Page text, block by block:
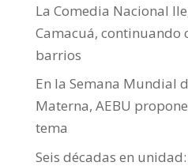
La Comedia Nacional
Camacuá, continuando
barrios
En la Semana Mundial
Materna, AEBU
tema
Seis décadas en